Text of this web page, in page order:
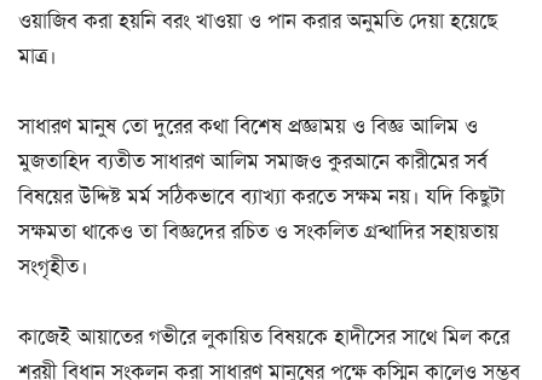
ওয়াজিব করা হয়নি বরং খাওয়া ও পান করার অনুমতি দেয়া হয়েছে
মাত্র।
সাধারণ মানুষ তো দুরের কথা বিশেষ প্রজ্ঞাময় ও বিজ্ঞ আলিম ও
মুজতাহিদ ব্যতীত সাধারণ আলিম সমাজও কুরআনে কারীমের সর্ব
বিষয়ের উদ্দিষ্ট মর্ম সঠিকভাবে ব্যাখ্যা করতে সক্ষম নয়। যদি কিছুটা
সক্ষমতা থাকেও তা বিজ্ঞদের রচিত ও সংকলিত গ্রন্থাদির সহায়তায়
সংগৃহীত।
কাজেই আয়াতের গভীরে লুকায়িত বিষয়কে হাদীসের সাথে মিল করে
শরয়ী বিধান সংকলন করা সাধারণ মানুষের পক্ষে কস্মিন কালেও সম্ভব